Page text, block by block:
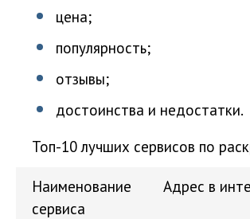
цена;
популярность;
отзывы;
достоинства и недостатки.
Топ-10 лучших сервисов по
Наименование
сервиса
Адрес в